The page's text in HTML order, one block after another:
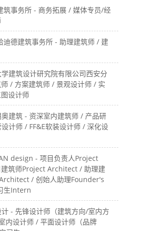
筑事务所 - 商务拓展 / 媒体专员/经
迪德建筑事务所 - 助理建筑师 / 建
学建筑设计研究院有限公司西安分
/ 方案建筑师 / 景观设计师 / 实
设计师
奥建筑 - 资深室内建筑师 / 产品研
计师 / FF&E软装设计师 / 深化设
design - 项目负责人Project
筑师Project Architect / 助理建
/ 创始人助理Founder's
生Intern
计 - 先锋设计师（建筑方向/室内方
内设计师 / 平面设计师（品牌